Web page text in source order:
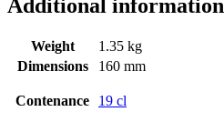
Additional information
Weight
1.35 kg
Dimensions
160 mm
Contenance 19 cl